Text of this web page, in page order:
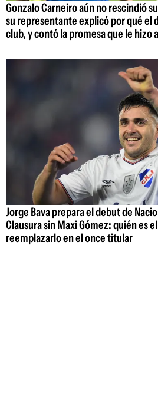
Gonzalo Carneiro aún no rescindió
su representante explicó por qué el
club, y contó la promesa que le hizo
Jorge Bava prepara el debut de
Clausura sin Maxi Gómez: quién es
reemplazarlo en el once titular